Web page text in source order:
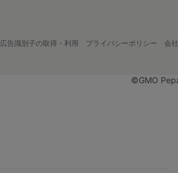
広告識別子の取得・利用 プライバシーポリシー 会
©GMO